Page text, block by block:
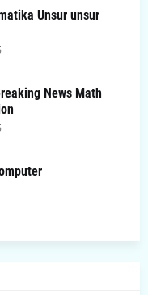
Unsur unsur
News Math